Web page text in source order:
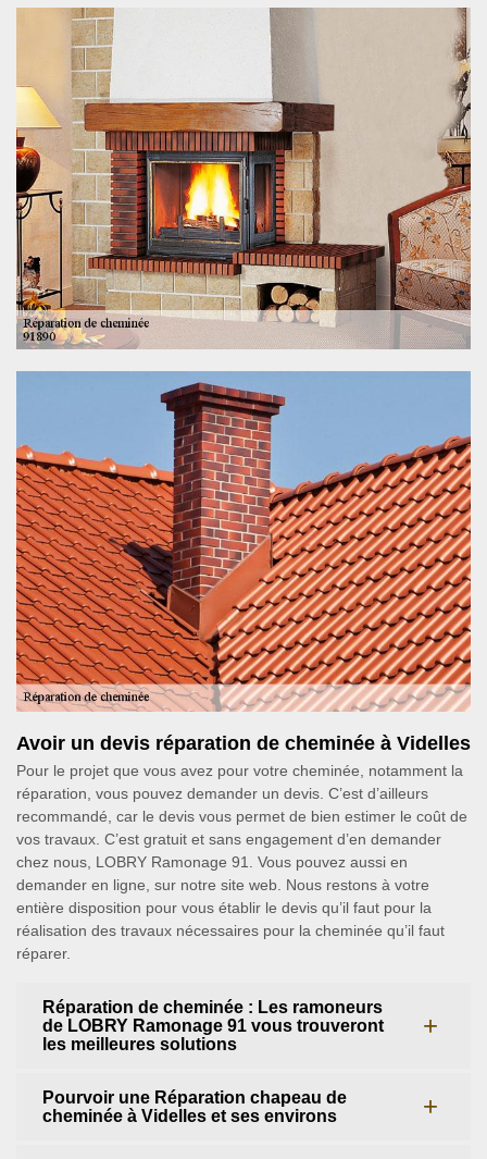
Avoir un devis réparation de cheminée à Videlles
Pour le projet que vous avez pour votre cheminée, notamment la
réparation, vous pouvez demander un devis. C’est d’ailleurs
recommandé, car le devis vous permet de bien estimer le coût de
vos travaux. C’est gratuit et sans engagement d’en demander
chez nous, LOBRY Ramonage 91. Vous pouvez aussi en
demander en ligne, sur notre site web. Nous restons à votre
entière disposition pour vous établir le devis qu’il faut pour la
réalisation des travaux nécessaires pour la cheminée qu’il faut
réparer.
Réparation de cheminée : Les ramoneurs
de LOBRY Ramonage 91 vous trouveront
les meilleures solutions
Pourvoir une Réparation chapeau de
cheminée à Videlles et ses environs